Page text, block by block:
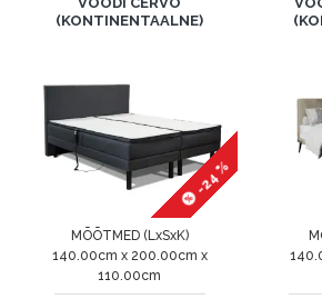
(KONTINENTAALNE)
-24 %
MÕÕTMED (LxSxK)
140.00cm x 200.00cm x
110.00cm